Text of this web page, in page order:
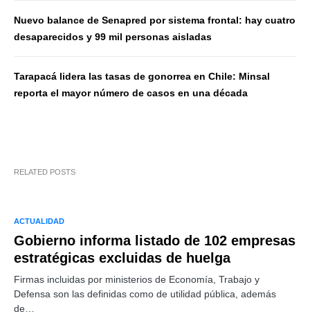
Nuevo balance de Senapred por sistema frontal: hay cuatro
desaparecidos y 99 mil personas aisladas
Tarapacá lidera las tasas de gonorrea en Chile: Minsal
reporta el mayor número de casos en una década
RELATED POSTS
ACTUALIDAD
Gobierno informa listado de 102 empresas
estratégicas excluidas de huelga
Firmas incluidas por ministerios de Economía, Trabajo y
Defensa son las definidas como de utilidad pública, además
de…